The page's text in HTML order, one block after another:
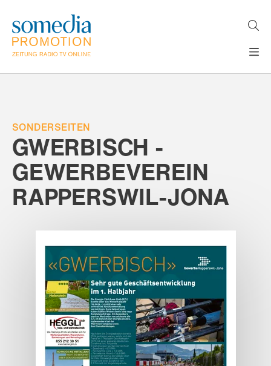
zum
Inhalt
H
SONDERSEITEN
GWERBISCH -
GEWERBEVEREIN
RAPPERSWIL-JONA